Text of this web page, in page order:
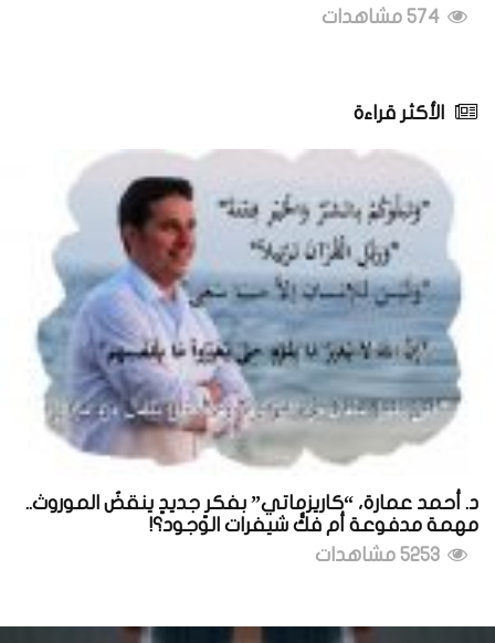
الأكثر قراءة
د. أحمد عمارة، “كاريزماتي” بفكرٍ جديدٍ ينقضُ الموروث..
مهمة مدفوعة أم فكُّ شيفرات الوجود؟!